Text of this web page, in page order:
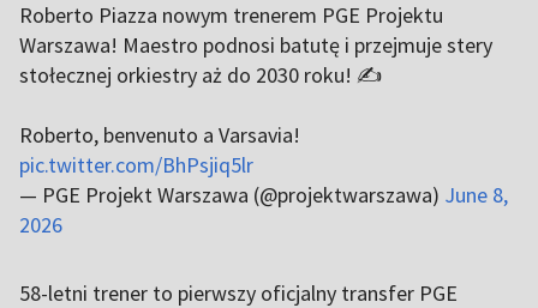
Roberto Piazza nowym trenerem PGE Projektu
Warszawa! Maestro podnosi batutę i przejmuje stery
stołecznej orkiestry aż do 2030 roku! ✍️
Roberto, benvenuto a Varsavia!
pic.twitter.com/BhPsjiq5lr
— PGE Projekt Warszawa (@projektwarszawa) June 8,
2026
58-letni trener to pierwszy oficjalny transfer PGE